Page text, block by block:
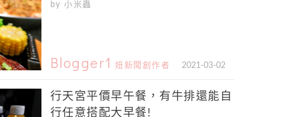
by 小米蟲
Blogger1 妞新聞創作者 2021-03-02
行天宮平價早午餐，有牛排還能自
行任意搭配大早餐!